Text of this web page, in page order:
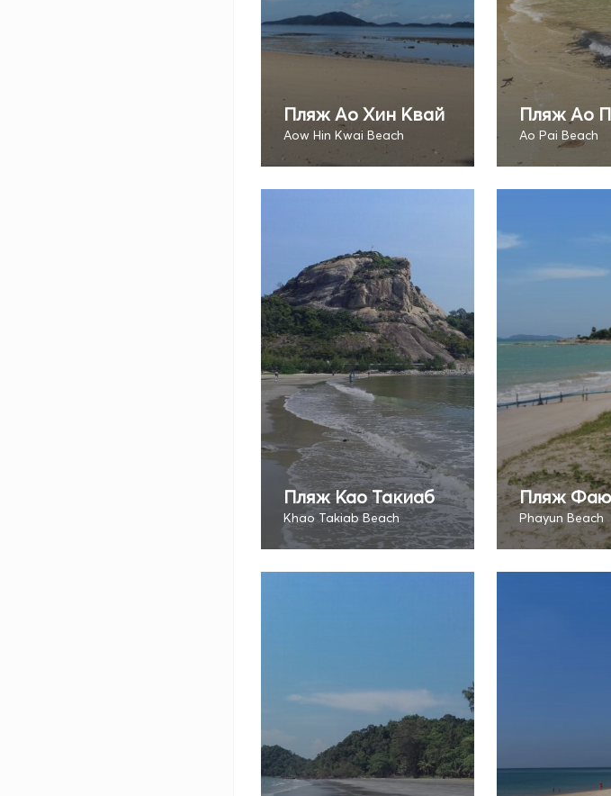
Пляж Ао Хин Квай
Aow Hin Kwai Beach
Пляж Ао
Ao Pai Beach
Пляж Као Такиаб
Khao Takiab Beach
Пляж
Phayun Beach